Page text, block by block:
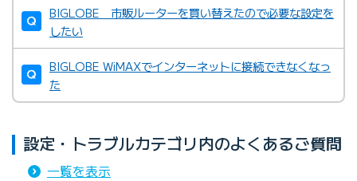
BIGLOBE 市販ルーターを買い替えたので必要な設定を
したい
BIGLOBE WiMAXでインターネットに接続できなくなっ
た
設定・トラブルカテゴリ内のよくあるご質問
一覧を表示